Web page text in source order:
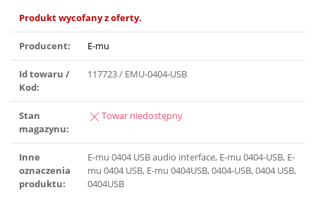
Produkt wycofany z oferty.
Producent: E-mu
Id towaru /
Kod:
117723 / EMU-0404-USB
Stan
magazynu:
Towar niedostępny
Inne
oznaczenia
produktu:
E-mu 0404 USB audio interface, E-mu 0404-USB, E-
mu 0404 USB, E-mu 0404USB, 0404-USB, 0404 USB,
0404USB